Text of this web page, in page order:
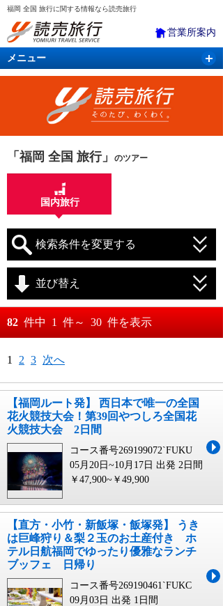
福岡 全国 旅行に関する情報なら読売旅行
営業所案内
メニュー
国内旅行 バスツアー 海外旅行
「福岡 全国 旅行」 のツアー
国内旅行
検索条件を変更する
月 日
並び替え
おすすめ順
料金が高い順
82 件中 1 件～ 30 件を表示
1 2 3 次へ
【福岡ルート発】 西日本で唯一の全国
花火競技大会！第39回やつしろ全国花
火競技大会 2日間
コース番号269199072`FUKU
05月20日~10月17日 出発 2日間
￥47,900~￥49,900
【直方・小竹・新飯塚・飯塚発】 うき
は巨峰狩り＆梨２玉のお土産付き ホ
テル日航福岡でゆったり優雅なランチ
ブッフェ 日帰り
コース番号269190461`FUKC
09月03日 出発 1日間